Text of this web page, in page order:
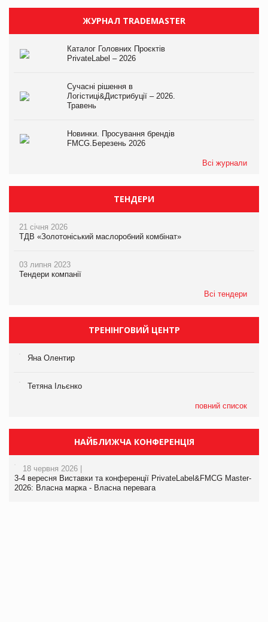
ЖУРНАЛ TRADEMASTER
Каталог Головних Проєктів
PrivateLabel – 2026
Сучасні рішення в
Логістиці&Дистрибуції – 2026.
Травень
Новинки. Просування брендів
FMCG.Березень 2026
Всі журнали
ТЕНДЕРИ
21 січня 2026
ТДВ «Золотоніський маслоробний комбінат»
03 липня 2023
Тендери компанії
Всі тендери
ТРЕНІНГОВИЙ ЦЕНТР
Яна Олентир
Тетяна Ільєнко
повний список
НАЙБЛИЖЧА КОНФЕРЕНЦІЯ
18 червня 2026 |
3-4 вересня Виставки та конференції PrivateLabel&FMCG Master-
2026: Власна марка - Власна перевага